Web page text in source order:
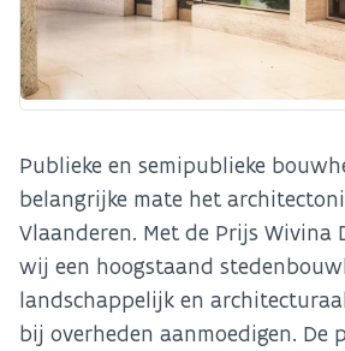
Publieke en semipublieke
belangrijke mate het
Vlaanderen. Met de Prijs Wivina
wij een hoogstaand
landschappelijk en
bij overheden aanmoedigen. De